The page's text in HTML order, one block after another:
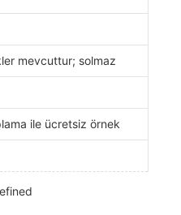
mevcuttur; solmaz
ile ücretsiz örnek